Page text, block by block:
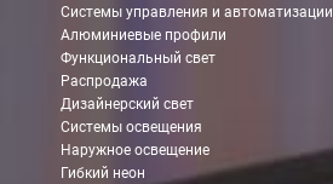
Системы управления и автоматизации
Алюминиевые профили
Функциональный свет
Распродажа
Дизайнерский свет
Системы освещения
Наружное освещение
Гибкий неон